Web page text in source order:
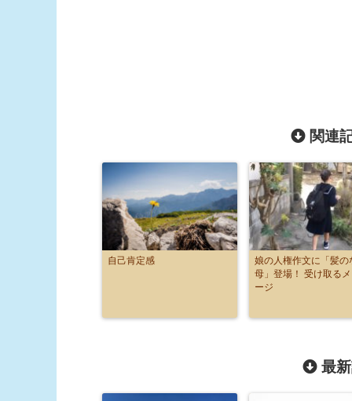
関連
自己肯定感
娘の人権作文に「髪の
母」登場！ 受け取る
ージ
最